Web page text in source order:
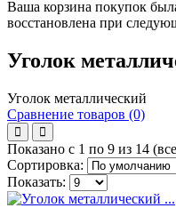
Ваша корзина покупок
восстановлена при
Уголок
Уголок металлический
Сравнение товаров (0)
Показано с 1 по 9 из 14
Сортировка:
Показать: